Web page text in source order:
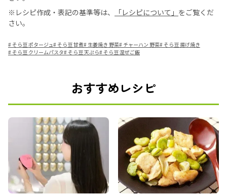
※レシピ作成・表記の基準等は、
「レシピについて」 をご覧くだ
さい。
#そら豆 ポタージュ#そら豆 甘煮# 生姜焼き 野菜# チャーハン 野菜#そら豆 揚げ焼き
#そら豆 クリームパスタ#そら豆 天ぷら#そら豆 混ぜご飯
おすすめレシピ